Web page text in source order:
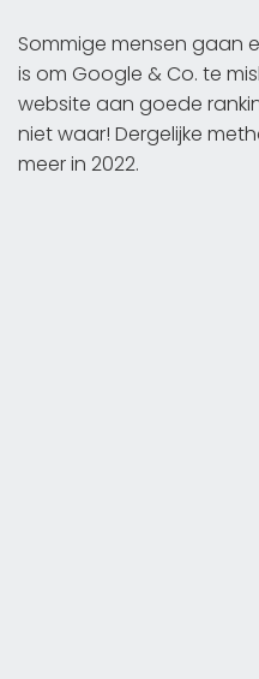
Sommige mensen gaan
is om Google & Co. te
website aan goede
niet waar! Dergelijke
meer in 2022.